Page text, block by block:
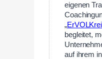
eigenen
„
begleitet,
auf ihrem